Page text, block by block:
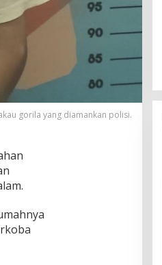
gorila yang diamankan polisi.